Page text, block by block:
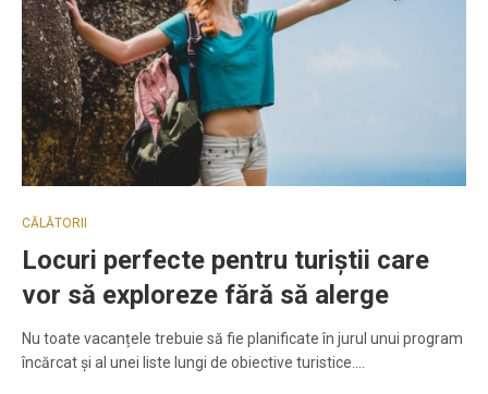
CĂLĂTORII
Locuri perfecte pentru turiștii care
vor să exploreze fără să alerge
Nu toate vacanțele trebuie să fie planificate în jurul unui program
încărcat și al unei liste lungi de obiective turistice.…